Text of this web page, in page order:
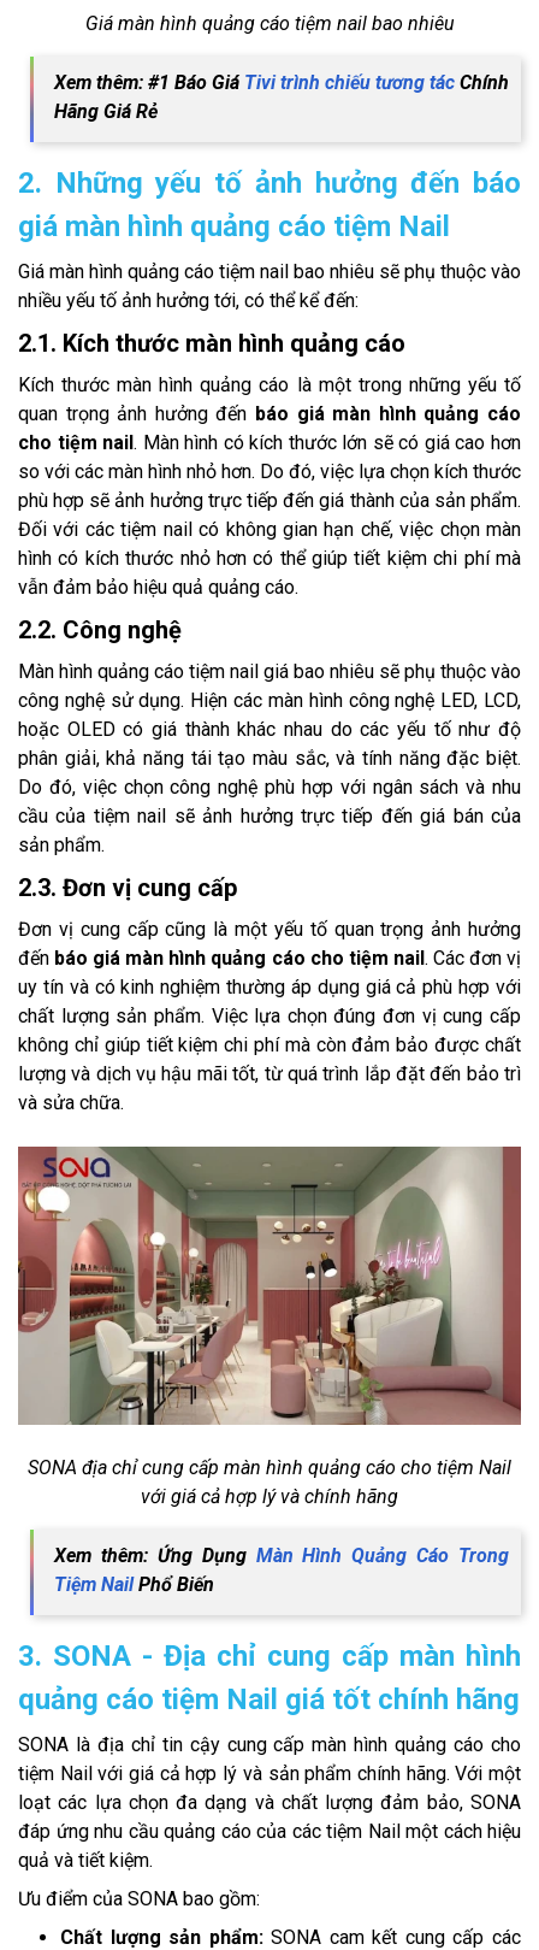
Giá màn hình quảng cáo tiệm nail bao nhiêu
Xem thêm: #1 Báo Giá Tivi trình chiếu tương tác Chính
Hãng Giá Rẻ
2. Những yếu tố ảnh hưởng đến báo
giá màn hình quảng cáo tiệm Nail
Giá màn hình quảng cáo tiệm nail bao nhiêu sẽ phụ thuộc vào
nhiều yếu tố ảnh hưởng tới, có thể kể đến:
2.1. Kích thước màn hình quảng cáo
Kích thước màn hình quảng cáo là một trong những yếu tố
quan trọng ảnh hưởng đến báo giá màn hình quảng cáo
cho tiệm nail. Màn hình có kích thước lớn sẽ có giá cao hơn
so với các màn hình nhỏ hơn. Do đó, việc lựa chọn kích thước
phù hợp sẽ ảnh hưởng trực tiếp đến giá thành của sản phẩm.
Đối với các tiệm nail có không gian hạn chế, việc chọn màn
hình có kích thước nhỏ hơn có thể giúp tiết kiệm chi phí mà
vẫn đảm bảo hiệu quả quảng cáo.
2.2. Công nghệ
Màn hình quảng cáo tiệm nail giá bao nhiêu sẽ phụ thuộc vào
công nghệ sử dụng. Hiện các màn hình công nghệ LED, LCD,
hoặc OLED có giá thành khác nhau do các yếu tố như độ
phân giải, khả năng tái tạo màu sắc, và tính năng đặc biệt.
Do đó, việc chọn công nghệ phù hợp với ngân sách và nhu
cầu của tiệm nail sẽ ảnh hưởng trực tiếp đến giá bán của
sản phẩm.
2.3. Đơn vị cung cấp
Đơn vị cung cấp cũng là một yếu tố quan trọng ảnh hưởng
đến báo giá màn hình quảng cáo cho tiệm nail. Các đơn vị
uy tín và có kinh nghiệm thường áp dụng giá cả phù hợp với
chất lượng sản phẩm. Việc lựa chọn đúng đơn vị cung cấp
không chỉ giúp tiết kiệm chi phí mà còn đảm bảo được chất
lượng và dịch vụ hậu mãi tốt, từ quá trình lắp đặt đến bảo trì
và sửa chữa.
SONA địa chỉ cung cấp màn hình quảng cáo cho tiệm Nail
với giá cả hợp lý và chính hãng
Xem thêm: Ứng Dụng Màn Hình Quảng Cáo Trong
Tiệm NailPhổ Biến
3. SONA - Địa chỉ cung cấp màn hình
quảng cáo tiệm Nail giá tốt chính hãng
SONA là địa chỉ tin cậy cung cấp màn hình quảng cáo cho
tiệm Nail với giá cả hợp lý và sản phẩm chính hãng. Với một
loạt các lựa chọn đa dạng và chất lượng đảm bảo, SONA
đáp ứng nhu cầu quảng cáo của các tiệm Nail một cách hiệu
quả và tiết kiệm.
Ưu điểm của SONA bao gồm:
Chất lượng sản phẩm:SONA cam kết cung cấp các